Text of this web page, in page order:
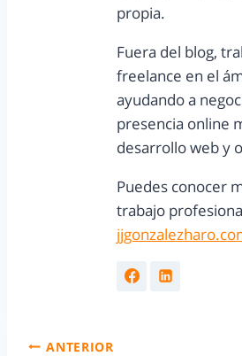
propia.
Fuera del blog,
freelance en el
ayudando a
presencia online
desarrollo web y
Puedes conocer
trabajo
ANTERIOR